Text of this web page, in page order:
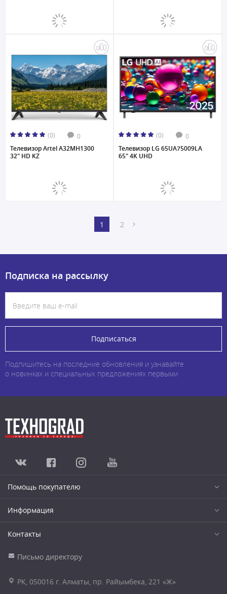
(0) 0
Телевизор Artel A32MH1300
32" HD KZ
(0) 0
Телевизор LG 65UA75009LA
65" 4K UHD
1 2
Подписка на рассылку
Подписаться
Подпишитесь на последние обновления и узнавайте
о новинках и специальных предложениях первыми
Помощь покупателю
Информация
Контакты
Письмо директору
РК, 050016 г. Алматы, пр. Райымбека, 221 «Ж»